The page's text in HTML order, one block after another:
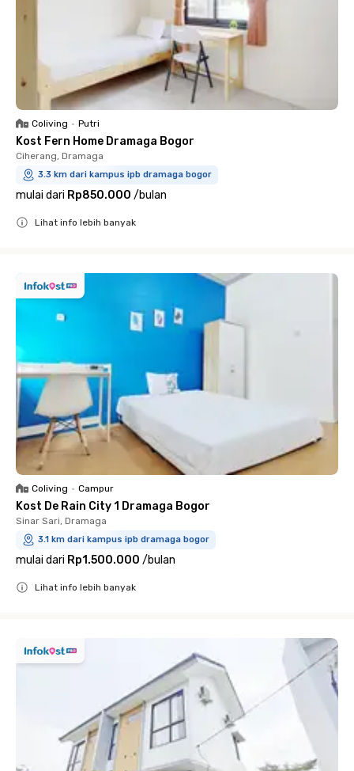
Coliving • Putri
Kost Fern Home Dramaga Bogor
Ciherang, Dramaga
3.3 km dari kampus ipb dramaga bogor
mulai dari Rp850.000 /bulan
Lihat info lebih banyak
Coliving • Campur
Kost De Rain City 1 Dramaga Bogor
Sinar Sari, Dramaga
3.1 km dari kampus ipb dramaga bogor
mulai dari Rp1.500.000 /bulan
Lihat info lebih banyak